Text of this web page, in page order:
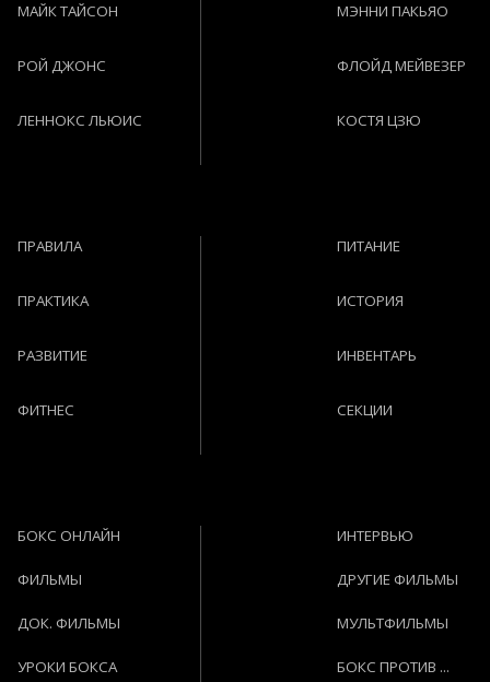
МАЙК ТАЙСОН
РОЙ ДЖОНС
ЛЕННОКС ЛЬЮИС
МЭННИ ПАКЬЯО
ФЛОЙД МЕЙВЕЗЕР
КОСТЯ ЦЗЮ
ПРАВИЛА
ПРАКТИКА
РАЗВИТИЕ
ФИТНЕС
ПИТАНИЕ
ИСТОРИЯ
ИНВЕНТАРЬ
СЕКЦИИ
БОКС ОНЛАЙН
ФИЛЬМЫ
ДОК. ФИЛЬМЫ
УРОКИ БОКСА
ИНТЕРВЬЮ
ДРУГИЕ ФИЛЬМЫ
МУЛЬТФИЛЬМЫ
БОКС ПРОТИВ ...